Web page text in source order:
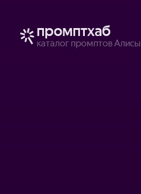
промптхаб
каталог промптов Алисы